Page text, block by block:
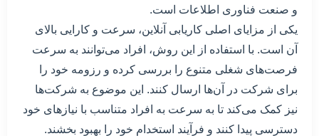
و صنعت فناوری اطلاعات است.
یکی از مزایای اصلی کاریابی آنلاین، سرعت و کارایی بالای
آن است. با استفاده از این روش، افراد می‌توانند به سرعت
فرصت‌های شغلی متنوع را بررسی کرده و رزومه خود را
برای شرکت در آن‌ها ارسال کنند. این موضوع به شرکت‌ها
نیز کمک می‌کند تا به سرعت به افراد متناسب با نیازهای خود
دسترسی پیدا کنند و فرآیند استخدام خود را بهبود بخشند.